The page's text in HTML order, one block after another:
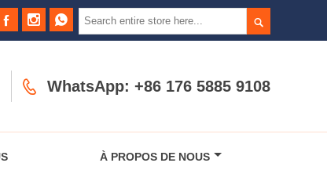

  
 WhatsApp: +86 176 5885 9108
À PROPOS DE NOUS